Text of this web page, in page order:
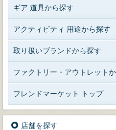
ギア 道具から探す
アクティビティ 用途から探す
取り扱いブランドから探す
ファクトリー・アウトレット
フレンドマーケット トップ
店舗を探す